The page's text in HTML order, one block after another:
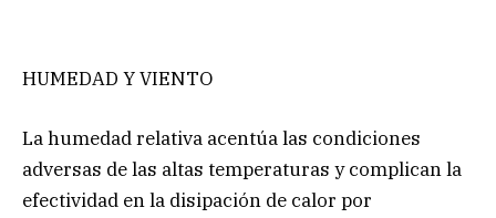
HUMEDAD Y VIENTO
La humedad relativa acentúa las condiciones
adversas de las altas temperaturas y complican la
efectividad en la disipación de calor por